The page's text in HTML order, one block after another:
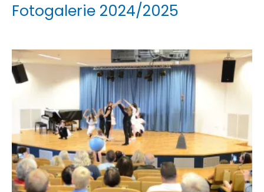
Fotogalerie 2024/2025